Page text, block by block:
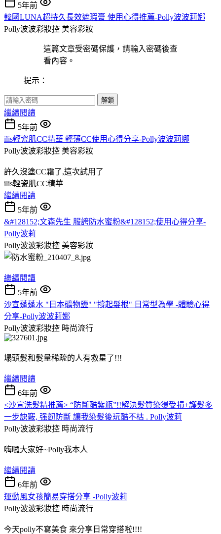
5年前
韓國LUNA超持久長效遮瑕膏 使用心得推薦-Polly波波莉娜
Polly波波彩妝控 美容彩妝
這篇文章受密碼保護，請輸入密碼後查
看內容。
提示：
解鎖
繼續閱讀
5年前
ilis輕瓷肌CC精華 輕薄CC使用心得分享-Polly波波莉娜
Polly波波彩妝控 美容彩妝
許久沒塗CC霜了,這次試用了
ilis輕瓷肌CC精華
繼續閱讀
5年前
&#128152;文森先生 服誇防水蜜粉&#128152;使用心得分享-
Polly波莉
Polly波波彩妝控 美容彩妝
繼續閱讀
5年前
沙宣蓬蓬水 "日本礦物鹽" "撐起髮根" 日常型為學 -體驗心得
分享-Polly波波莉娜
Polly波波彩妝控 時尚流行
塌頭髮和髮量稀疏的人有救星了!!!
繼續閱讀
6年前
<沙宣洗髮精推薦> “防斷酷紫瓶”!!解決髮質染燙受損+護髮多
一步訣竅, 强韌防斷 讓我染髮後玩酷不枯 . Polly波莉
Polly波波彩妝控 時尚流行
嗨囉大家好~Polly我本人
繼續閱讀
6年前
運動風女孩簡易穿搭分享 -Polly波莉
Polly波波彩妝控 時尚流行
今天polly不寫美食 來分享日常穿搭啦!!!!